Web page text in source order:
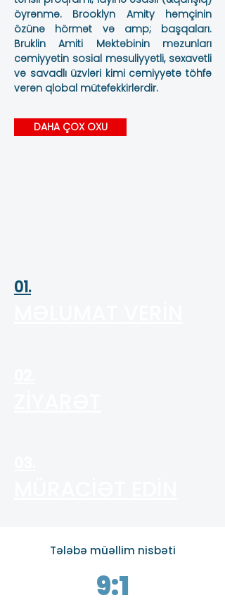
öyrənmə. Brooklyn Amity həmçinin
özünə hörmət və amp; başqaları.
Bruklin Amiti Məktəbinin məzunları
cəmiyyətin sosial məsuliyyətli, səxavətli
və savadlı üzvləri kimi cəmiyyətə töhfə
verən qlobal mütəfəkkirlərdir.
DAHA ÇOX OXU
01.
Tələbə müəllim nisbəti
9:1